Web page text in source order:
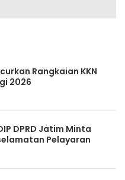
Rangkaian KKN
2026
DPRD Jatim Minta
Pelayaran